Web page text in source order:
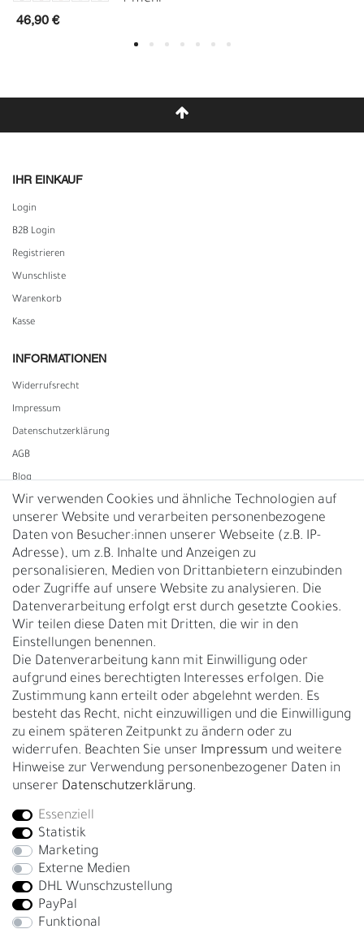
46,90 €
IHR EINKAUF
Login
B2B Login
Registrieren
Wunschliste
Warenkorb
Kasse
INFORMATIONEN
Widerrufs­recht
Impressum
Daten­schutz­erklärung
AGB
Blog
Vertrag widerrufen
UNTERNEHMEN
Nachhaltigkeit
Kontakt
Über uns
Rückgabe
Gürtelgröße messen
Garantie
GESCHÄFTSKUNDEN & HÄNDLER
B2B Geschäftskunden
Bei Fragen wenden Sie sich direkt an unser Service-Team.
+4917663727338
Montag - Freitag, 09:00 - 14:00
info@fronhofer.com
Gürtelmanufaktur Fronhofer, 93053 Regensburg, Nelkenweg 3b
Wir verwenden Cookies und ähnliche Technologien auf
unserer Website und verarbeiten personenbezogene
Daten von Besucher:innen unserer Webseite (z.B. IP-
Adresse), um z.B. Inhalte und Anzeigen zu
personalisieren, Medien von Drittanbietern einzubinden
oder Zugriffe auf unsere Website zu analysieren. Die
Datenverarbeitung erfolgt erst durch gesetzte Cookies.
Wir teilen diese Daten mit Dritten, die wir in den
Einstellungen benennen.
Die Datenverarbeitung kann mit Einwilligung oder
aufgrund eines berechtigten Interesses erfolgen. Die
Zustimmung kann erteilt oder abgelehnt werden. Es
besteht das Recht, nicht einzuwilligen und die Einwilligung
zu einem späteren Zeitpunkt zu ändern oder zu
widerrufen. Beachten Sie unser Impressum und weitere
Hinweise zur Verwendung personenbezogener Daten in
unserer Daten­schutz­erklärung.
Essenziell
Statistik
Marketing
Externe Medien
DHL Wunschzustellung
PayPal
Funktional